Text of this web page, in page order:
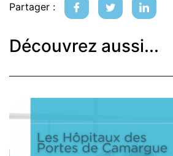
Partager :
Découvrez aussi...